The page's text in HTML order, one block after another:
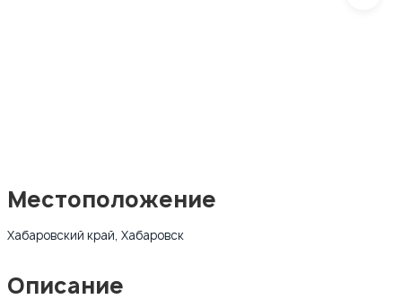
Местоположение
Хабаровский край, Хабаровск
Описание